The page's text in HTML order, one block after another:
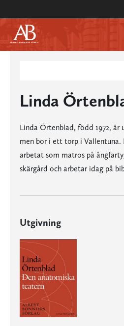
Linda
Linda Örtenblad, född 1972, är
men bor i ett torp i Vallentuna.
arbetat som matros på
skärgård och arbetar idag på
Utgivning